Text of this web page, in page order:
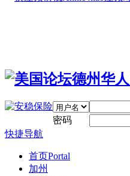
密码
快捷导航
首页Portal
加州